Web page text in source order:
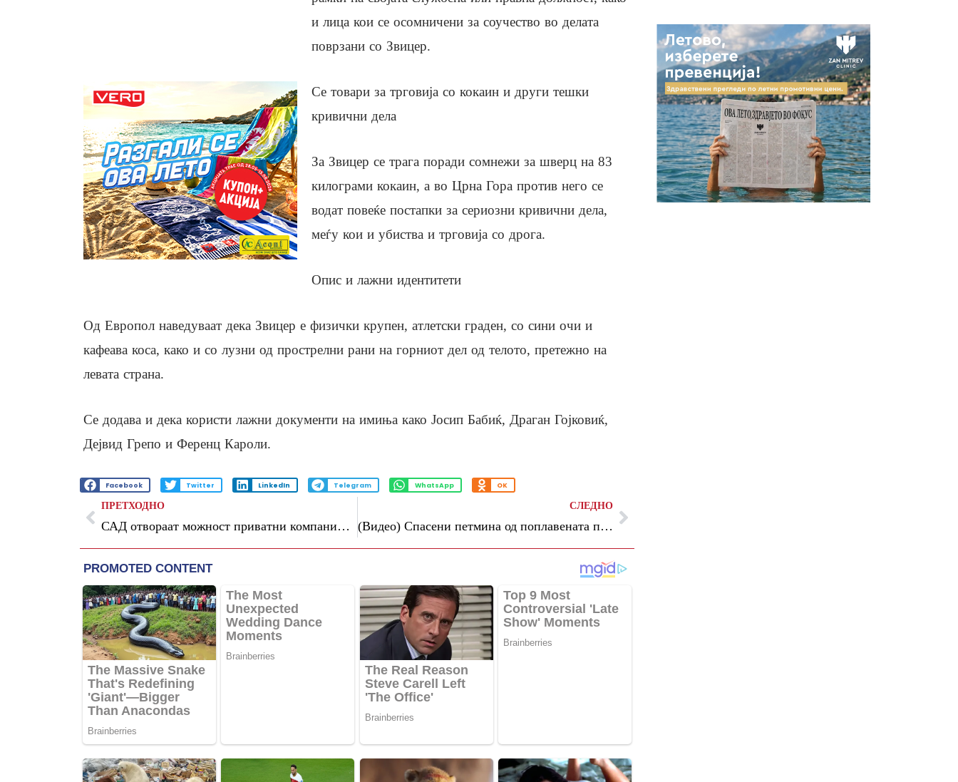
и лица кои се осомничени за соучество во делата
поврзани со Звицер.
Се товари за трговија со кокаин и други тешки
кривични дела
За Звицер се трага поради сомнежи за шверц на 83
килограми кокаин, а во Црна Гора против него се
водат повеќе постапки за сериозни кривични дела,
меѓу кои и убиства и трговија со дрога.
Опис и лажни идентитети
Од Европол наведуваат дека Звицер е физички крупен, атлетски граден, со сини очи и
кафеава коса, како и со лузни од прострелни рани на горниот дел од телото, претежно на
левата страна.
Се додава и дека користи лажни документи на имиња како Јосип Бабиќ, Драган Гојковиќ,
Дејвид Грепо и Ференц Кароли.
Facebook Twitter LinkedIn Telegram WhatsApp OK
ПРЕТХОДНО
САД отвораат можност приватни компании да користат воен плутониум
СЛЕДНО
(Видео) Спасени петмина од поплавената пештера во Лаос, се трага по уште двајца